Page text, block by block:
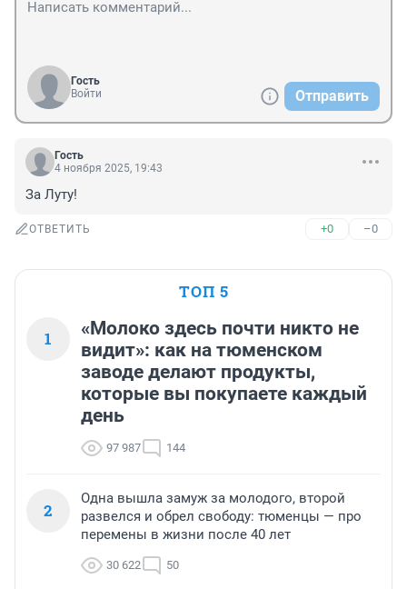
Гость
Войти
Отправить
Гость
4 ноября 2025, 19:43
За Луту!
ОТВЕТИТЬ +0 –0
ТОП 5
1
«Молоко здесь почти никто не
видит»: как на тюменском
заводе делают продукты,
которые вы покупаете каждый
день
97 987 144
2
Одна вышла замуж за молодого, второй
развелся и обрел свободу: тюменцы — про
перемены в жизни после 40 лет
30 622 50